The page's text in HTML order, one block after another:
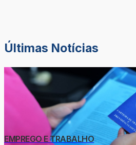
Últimas Notícias
EMPREGO E TRABALHO